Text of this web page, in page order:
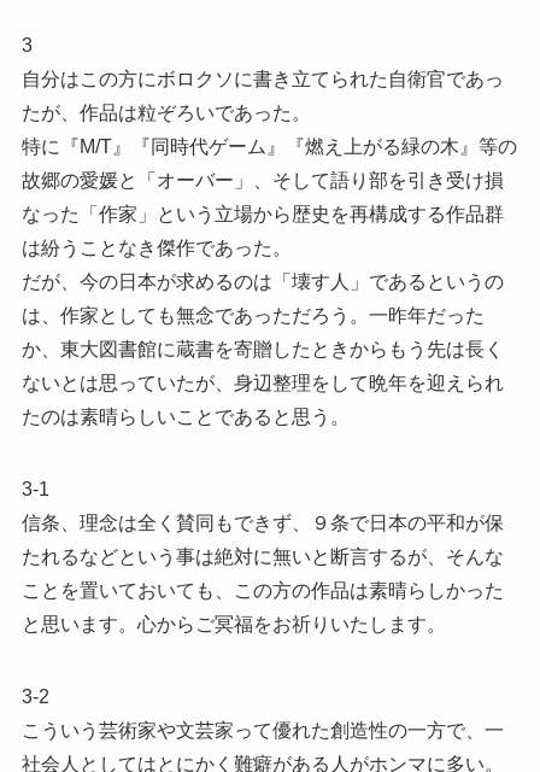
3
自分はこの方にボロクソに書き立てられた自衛官であっ
たが、作品は粒ぞろいであった。
特に『M/T』『同時代ゲーム』『燃え上がる緑の木』等の
故郷の愛媛と「オーバー」、そして語り部を引き受け損
なった「作家」という立場から歴史を再構成する作品群
は紛うことなき傑作であった。
だが、今の日本が求めるのは「壊す人」であるというの
は、作家としても無念であっただろう。一昨年だった
か、東大図書館に蔵書を寄贈したときからもう先は長く
ないとは思っていたが、身辺整理をして晩年を迎えられ
たのは素晴らしいことであると思う。
3-1
信条、理念は全く賛同もできず、９条で日本の平和が保
たれるなどという事は絶対に無いと断言するが、そんな
ことを置いておいても、この方の作品は素晴らしかった
と思います。心からご冥福をお祈りいたします。
3-2
こういう芸術家や文芸家って優れた創造性の一方で、一
社会人としてはとにかく難癖がある人がホンマに多い。